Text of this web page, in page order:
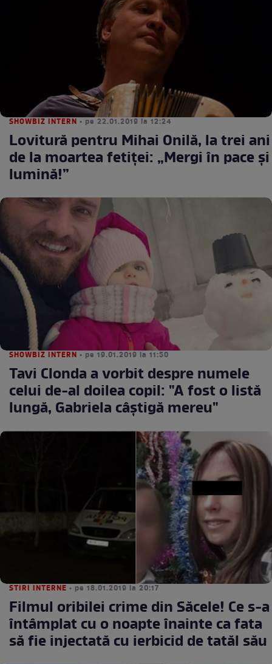
SHOWBIZ INTERN • pe 22.01.2019 la 12:24
Lovitură pentru Mihai Onilă, la trei ani
de la moartea fetiței: „Mergi în pace și
lumină!”
SHOWBIZ INTERN • pe 19.01.2019 la 11:50
Tavi Clonda a vorbit despre numele
celui de-al doilea copil: "A fost o listă
lungă, Gabriela câștigă mereu"
STIRI INTERNE • pe 18.01.2019 la 20:17
Filmul oribilei crime din Săcele! Ce s-a
întâmplat cu o noapte înainte ca fata
să fie injectată cu ierbicid de tatăl său